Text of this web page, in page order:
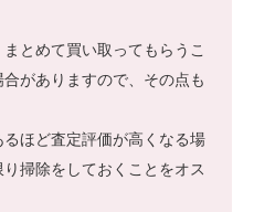
とめて買い取ってもらうこ
がありますので、その点も
ほど査定評価が高くなる場
掃除をしておくことをオス